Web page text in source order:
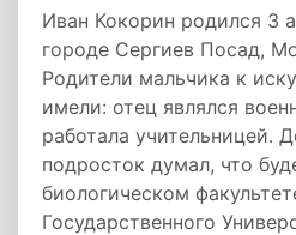
Иван Кокорин родился 3
городе Сергиев Посад,
Родители мальчика к
имели: отец являлся
работала учительницей.
подросток думал, что
биологическом
Государственного